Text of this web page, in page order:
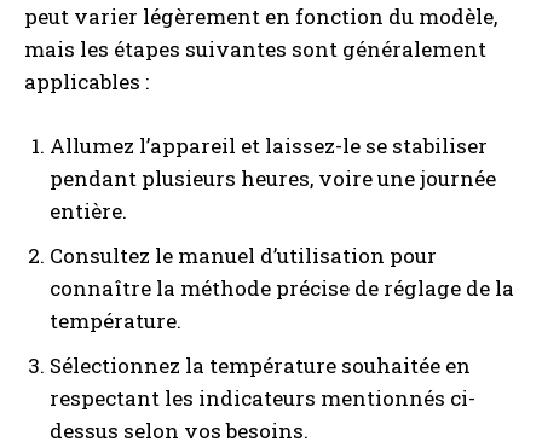
peut varier légèrement en fonction du modèle,
mais les étapes suivantes sont généralement
applicables :
Allumez l’appareil et laissez-le se stabiliser
pendant plusieurs heures, voire une journée
entière.
Consultez le manuel d’utilisation pour
connaître la méthode précise de réglage de la
température.
Sélectionnez la température souhaitée en
respectant les indicateurs mentionnés ci-
dessus selon vos besoins.